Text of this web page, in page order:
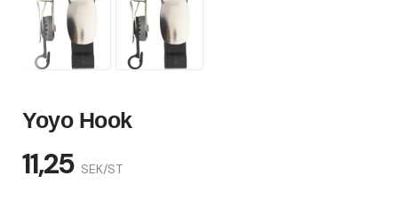
Yoyo Hook
11,25 SEK/ST